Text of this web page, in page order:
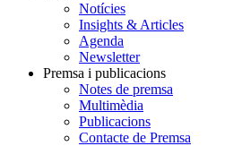
Notícies
Insights & Articles
Agenda
Newsletter
Premsa i publicacions
Notes de premsa
Multimèdia
Publicacions
Contacte de Premsa